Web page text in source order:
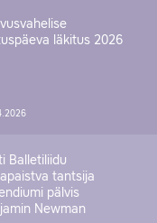
läkitus 2026
Balletiliidu
tantsija
pälvis
Newman